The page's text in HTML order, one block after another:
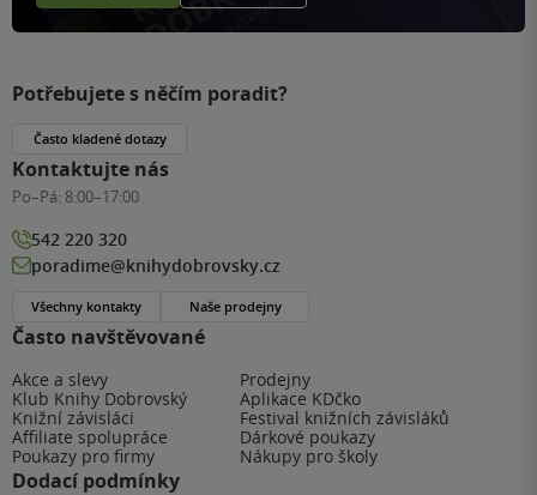
Často navštěvované
Akce a slevy
Prodejny
Klub Knihy Dobrovský
Aplikace KDčko
Knižní závisláci
Festival knižních závisláků
Affiliate spolupráce
Dárkové poukazy
Poukazy pro firmy
Nákupy pro školy
Dodací podmínky
Potřebujete s něčím poradit?
Často kladené dotazy
Kontaktujte nás
Po–Pá: 8:00–17:00
542 220 320
poradime@knihydobrovsky.cz
Všechny kontakty Naše prodejny